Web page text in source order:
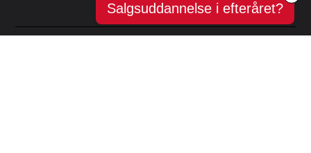
Salgsuddannelse i efteråret?